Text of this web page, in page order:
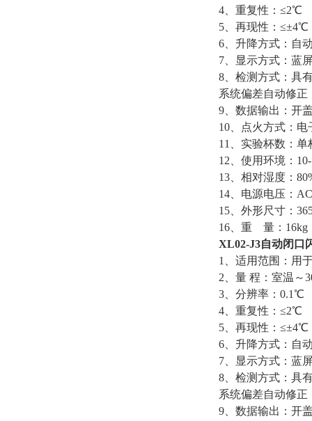
4、重复性：≤2℃
5、再现性：≤±4℃
6、升降方式：自
7、显示方式：蓝
8、检测方式：具
系统偏差自动修
9、数据输出：开
10、点火方式：
11、实验杯数：单
12、使用环境：
13、相对湿度：
14、电源电压：
15、外形尺寸：
16、重 量：16kg
XL02-J3自动闭口
1、适用范围：用
2、量 程：室温～
3、分辨率：0.1℃
4、重复性：≤2℃
5、再现性：≤±4℃
6、升降方式：自
7、显示方式：蓝
8、检测方式：具
系统偏差自动修
9、数据输出：开